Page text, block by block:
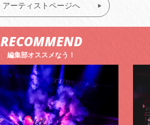
アーティストページへ
RECOMMEND
編集部オススメなう！